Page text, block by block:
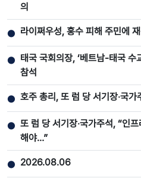
의
● 라이쩌우성, 홍수 피해 주민에
● 태국 국회의장, ‘베트남-태국 수
참석
● 호주 총리, 또 럼 당 서기장‧국가
● 또 럼 당 서기장‧국가주석, “인
해야…”
● 2026.08.06